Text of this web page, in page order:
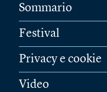
Sommario
Festival
Privacy e cookie
Video